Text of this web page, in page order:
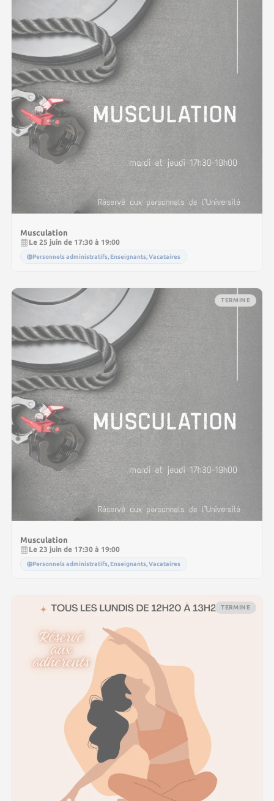
Musculation
Le 25 juin de 17:30 à 19:00
Personnels administratifs, Enseignants, Vacataires
TERMINE
Musculation
Le 23 juin de 17:30 à 19:00
Personnels administratifs, Enseignants, Vacataires
TERMINE